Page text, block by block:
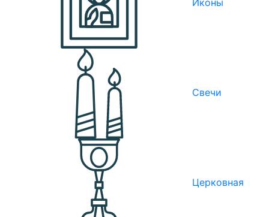
Иконы
Свечи
Церковная